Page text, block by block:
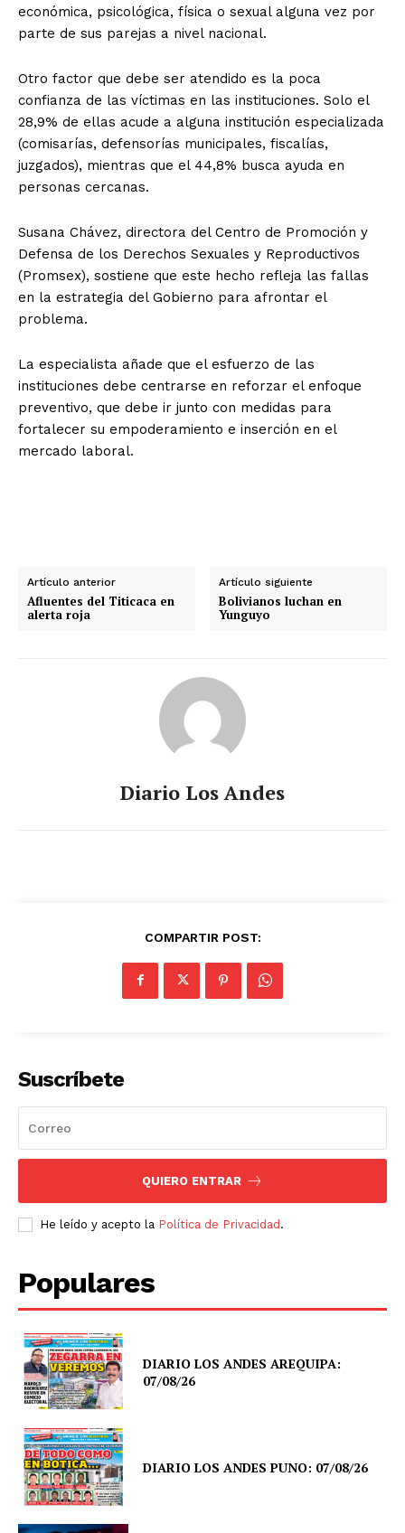
económica, psicológica, física o sexual alguna vez por
parte de sus parejas a nivel nacional.
Otro factor que debe ser atendido es la poca
confianza de las víctimas en las instituciones. Solo el
28,9% de ellas acude a alguna institución especializada
(comisarías, defensorías municipales, fiscalías,
juzgados), mientras que el 44,8% busca ayuda en
personas cercanas.
Susana Chávez, directora del Centro de Promoción y
Defensa de los Derechos Sexuales y Reproductivos
(Promsex), sostiene que este hecho refleja las fallas
en la estrategia del Gobierno para afrontar el
problema.
La especialista añade que el esfuerzo de las
instituciones debe centrarse en reforzar el enfoque
preventivo, que debe ir junto con medidas para
fortalecer su empoderamiento e inserción en el
mercado laboral.
Artículo anterior
Afluentes del Titicaca en
alerta roja
Artículo siguiente
Bolivianos luchan en
Yunguyo
Diario Los Andes
COMPARTIR POST:
Suscríbete
QUIERO ENTRAR
He leído y acepto la Política de Privacidad.
Populares
DIARIO LOS ANDES AREQUIPA:
07/08/26
DIARIO LOS ANDES PUNO: 07/08/26